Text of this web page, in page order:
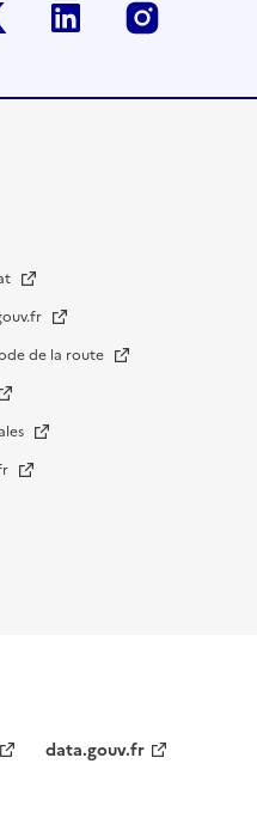
Twitter-X Linkedin
de la route
data.gouv.fr